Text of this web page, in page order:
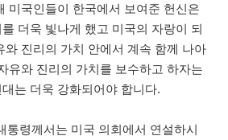
미국인들이 한국에서 보여준 헌신은
더욱 빛나게 했고 미국의 자랑이 되
와 진리의 가치 안에서 계속 함께 나아
유와 진리의 가치를 보수하고 하자는
는 더욱 강화되어야 합니다.
통령께서는 미국 의회에서 연설하시